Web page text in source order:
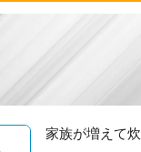
家族が増えて